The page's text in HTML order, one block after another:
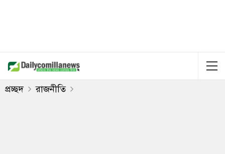
প্রচ্ছদ রাজনীতি